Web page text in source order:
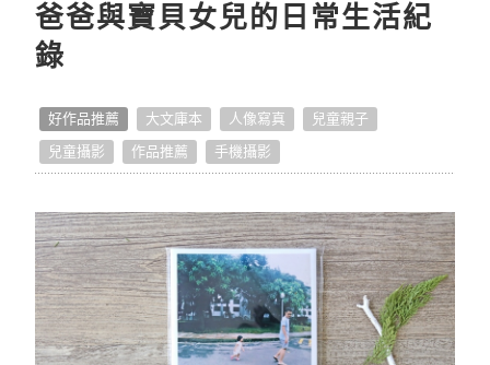
點點印新聞
點點手作小教室
點點開箱
生活提案
照片怎麼拍
編輯小技巧
獨家專訪
爸爸與寶貝女兒的日常生活紀
錄
好作品推薦 大文庫本 人像寫真
兒童親子
兒童攝影
作品推薦 手機攝影